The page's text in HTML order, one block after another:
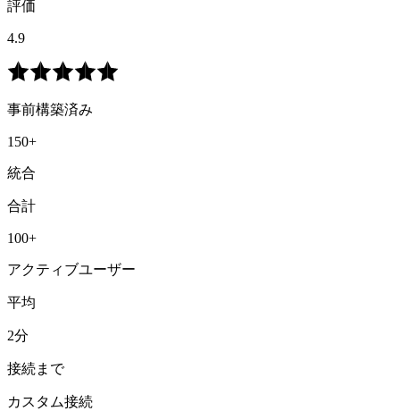
評価
4.9
事前構築済み
150+
統合
合計
100+
アクティブユーザー
平均
2分
接続まで
カスタム接続